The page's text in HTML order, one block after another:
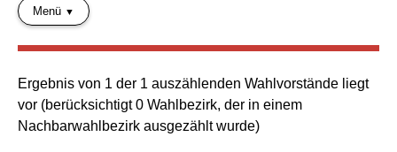
Menü
Ergebnis von 1 der 1 auszählenden Wahlvorstände liegt
vor (berücksichtigt 0 Wahlbezirk, der in einem
Nachbarwahlbezirk ausgezählt wurde)